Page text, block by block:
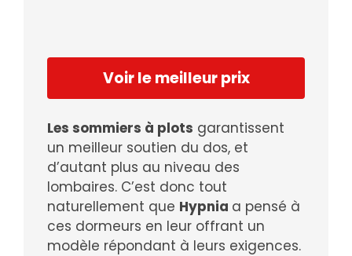
Voir le meilleur prix
Les sommiers à plots garantissent
un meilleur soutien du dos, et
d’autant plus au niveau des
lombaires. C’est donc tout
naturellement que Hypnia a pensé à
ces dormeurs en leur offrant un
modèle répondant à leurs exigences.